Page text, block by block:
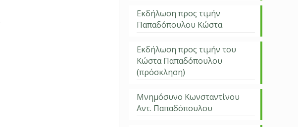
Εκδήλωση προς τιμήν
Παπαδόπουλου Κώστα
Εκδήλωση προς τιμήν του
Κώστα Παπαδόπουλου
(πρόσκληση)
Μνημόσυνο Κωνσταντίνου
Αντ. Παπαδόπουλου